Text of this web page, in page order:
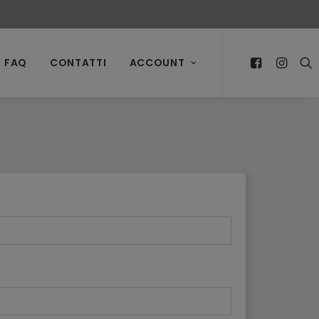
FAQ CONTATTI ACCOUNT